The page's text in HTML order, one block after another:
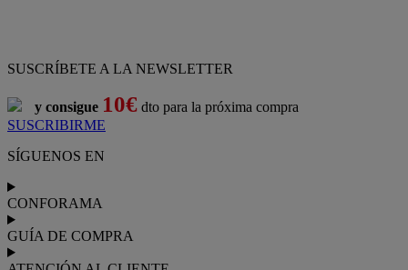
SUSCRÍBETE A LA NEWSLETTER
y consigue 10€ dto para la próxima compra
SUSCRIBIRME
SÍGUENOS EN
CONFORAMA
GUÍA DE COMPRA